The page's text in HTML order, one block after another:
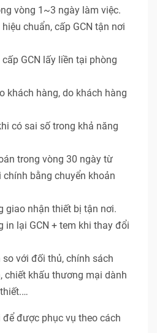
vòng 1~3 ngày làm việc.
chuẩn, cấp GCN tận nơi
GCN lấy liền tại phòng
hàng, do khách hàng
có sai số trong khả năng
trong vòng 30 ngày từ
bằng chuyển khoản
nhận thiết bị tận nơi.
lại GCN + tem khi thay đổi
với đối thủ, chính sách
chiết khấu thương mại dành
được phục vụ theo cách